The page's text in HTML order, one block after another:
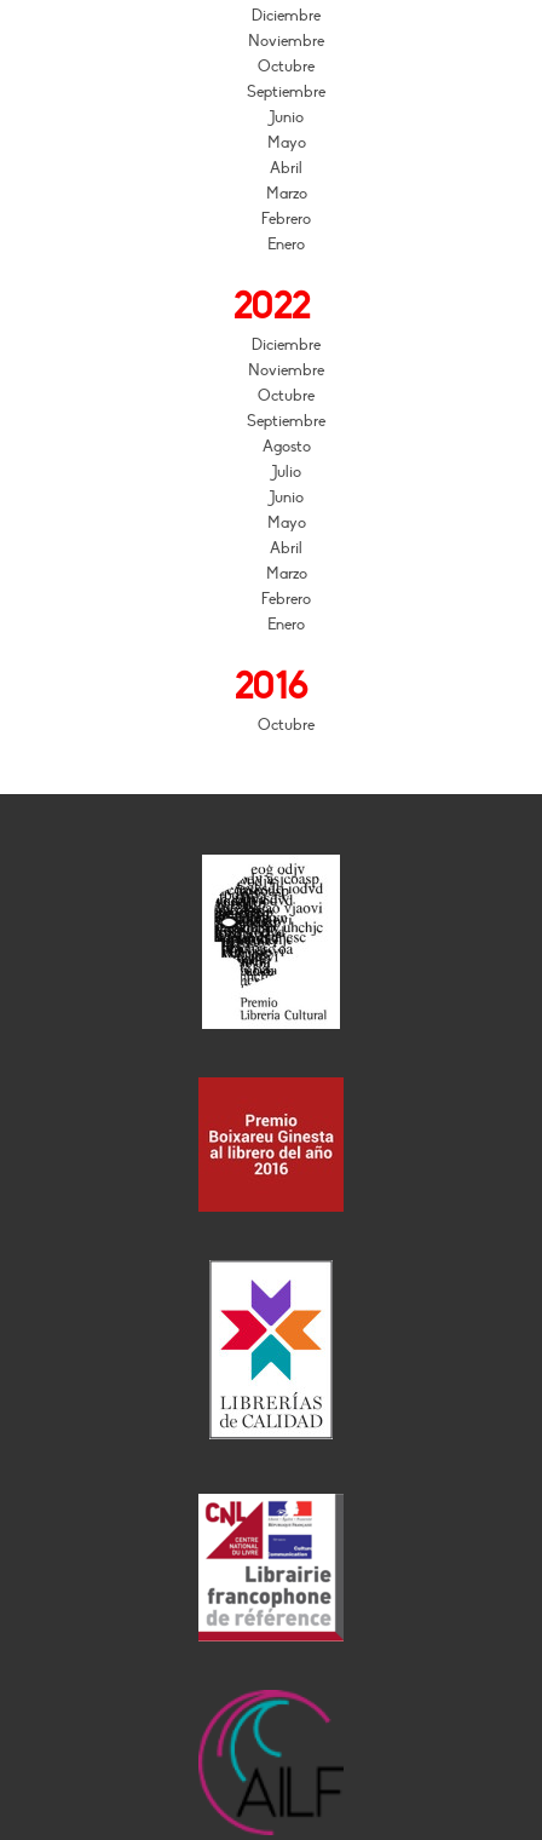
Diciembre
Noviembre
Octubre
Septiembre
Junio
Mayo
Abril
Marzo
Febrero
Enero
2022
Diciembre
Noviembre
Octubre
Septiembre
Agosto
Julio
Junio
Mayo
Abril
Marzo
Febrero
Enero
2016
Octubre